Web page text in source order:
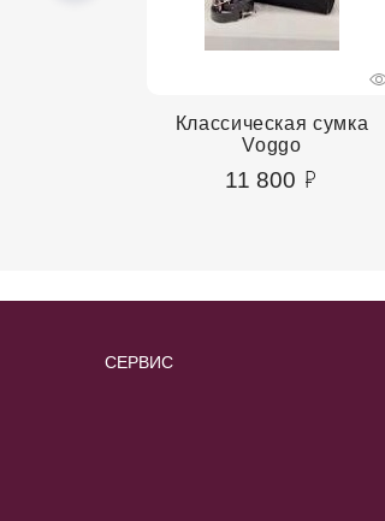
Классическая сумка
Voggo
11 800
СЕРВИС